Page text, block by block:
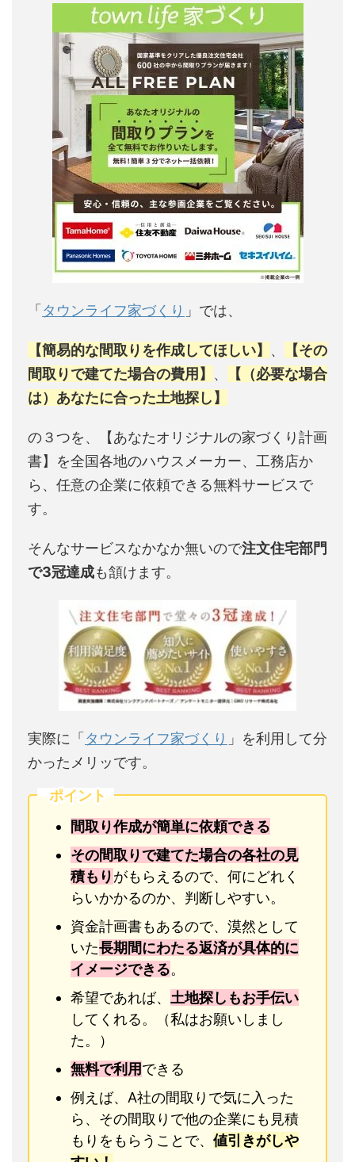
「 タウンライフ家づくり 」では、
【簡易的な間取りを作成してほしい】 、
【その
間取りで建てた場合の費用】 、
【（必要な場合
は）あなたに合った土地探し】
の３つを、【あなたオリジナルの家づくり計画
書】を全国各地のハウスメーカー、工務店か
ら、任意の企業に依頼できる無料サービスで
す。
そんなサービスなかなか無いので注文住宅部門
で3冠達成も頷けます。
実際に「 タウンライフ家づくり 」を利用して分
かったメリッです。
ポイント
間取り作成が簡単に依頼できる
その間取りで建てた場合の各社の見
積もりがもらえるので、何にどれく
らいかかるのか、判断しやすい。
資金計画書もあるので、漠然として
いた長期間にわたる返済が具体的に
イメージできる。
希望であれば、 土地探しもお手伝い
してくれる。（私はお願いしまし
た。）
無料で利用できる
例えば、A社の間取りで気に入った
ら、その間取りで他の企業にも見積
もりをもらうことで、 値引きがしや